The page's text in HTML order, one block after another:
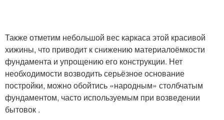
Также отметим небольшой вес каркаса этой красивой
хижины, что приводит к снижению материалоёмкости
фундамента и упрощению его конструкции. Нет
необходимости возводить серьёзное основание
постройки, можно обойтись «народным» столбчатым
фундаментом, часто используемым при возведении
бытовок .